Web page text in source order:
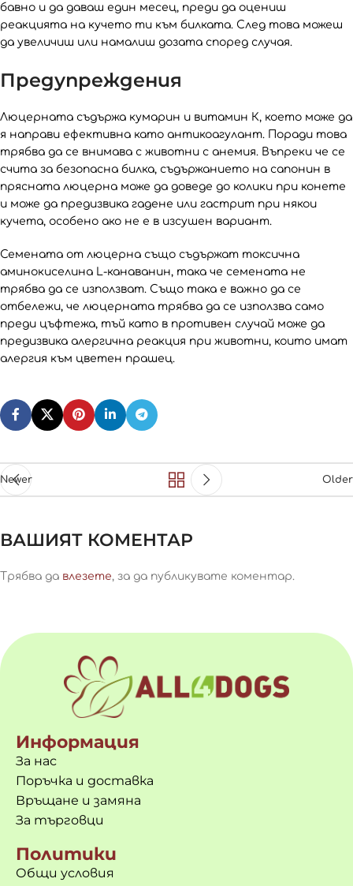
бавно и да даваш един месец, преди да оцениш
реакцията на кучето ти към билката. След това можеш
да увеличиш или намалиш дозата според случая.
Предупреждения
Люцерната съдържа кумарин и витамин К, което може да
я направи ефективна като антикоагулант. Поради това
трябва да се внимава с животни с анемия. Въпреки че се
счита за безопасна билка, съдържанието на сапонин в
прясната люцерна може да доведе до колики при конете
и може да предизвика гадене или гастрит при някои
кучета, особено ако не е в изсушен вариант.
Семената от люцерна също съдържат токсична
аминокиселина L-канаванин, така че семената не
трябва да се използват. Също така е важно да се
отбележи, че люцерната трябва да се използва само
преди цъфтежа, тъй като в противен случай може да
предизвика алергична реакция при животни, които имат
алергия към цветен прашец.
Newer Older
ВАШИЯТ КОМЕНТАР
Трябва да влезете, за да публикувате коментар.
Информация
За нас
Поръчка и доставка
Връщане и замяна
За търговци
Политики
Общи условия